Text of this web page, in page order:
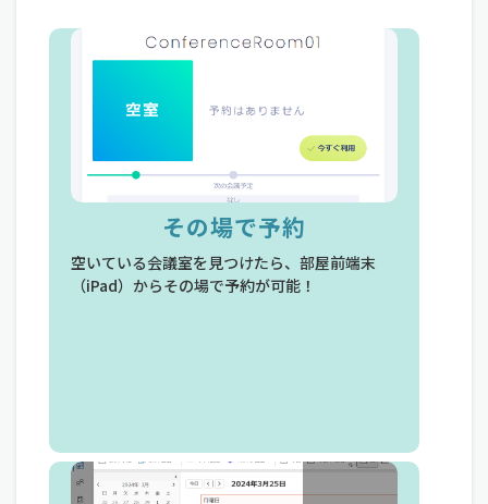
その場で予約
空いている会議室を見つけたら、部屋前端末
（iPad）からその場で予約が可能！
グラフの可視化
蓄積した情報をグラフで可視化！